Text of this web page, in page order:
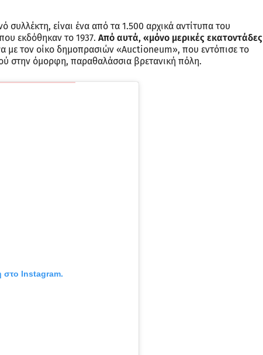
είναι ένα από τα 1.500 αρχικά αντίτυπα του
εκδόθηκαν το 1937. Από αυτά, «μόνο μερικές εκατοντάδες
με τον οίκο δημοπρασιών «Auctioneum», που εντόπισε το
στην όμορφη, παραθαλάσσια βρετανική πόλη.
στο Instagram.